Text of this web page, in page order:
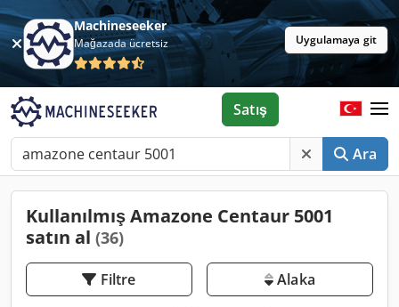
Machineseeker
Mağazada ücretsiz Uygulamaya git
Ara
Satış
Kullanılmış Amazone Centaur 5001
satın al (36)
Filtre Alaka